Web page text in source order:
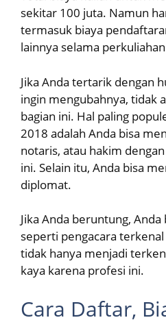
sekitar 100 juta. Namun
termasuk biaya
lainnya selama
Jika Anda tertarik dengan
ingin mengubahnya, tidak
bagian ini. Hal paling
2018 adalah Anda bisa
notaris, atau hakim
ini. Selain itu, Anda bisa
diplomat.
Jika Anda beruntung,
seperti pengacara
tidak hanya menjadi
kaya karena profesi ini.
Cara Daftar,